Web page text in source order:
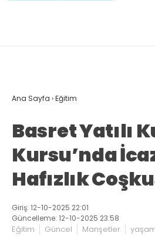
Ana Sayfa ›Eğitim
Basret Yatılı
Kursu’nda
Hafızlık
Giriş: 12-10-2025 22:01
Güncelleme: 12-10-2025 23:58
Eğitim Güncel Manşetler